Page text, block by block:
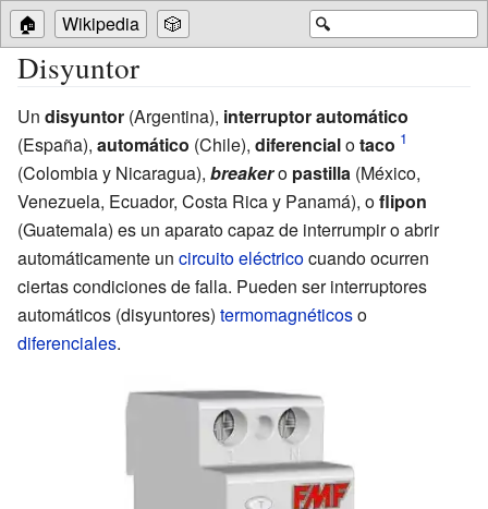
🔍
🏠 Wikipedia 🎲
Disyuntor
Un disyuntor (Argentina), interruptor automático
(España), automático (Chile), diferencialotaco
(Colombia y Nicaragua), breakero pastilla (México,
Venezuela, Ecuador, Costa Rica y Panamá), oflipon
(Guatemala) es un aparato capaz de interrumpir o abrir
automáticamente un circuito eléctricocuando ocurren
ciertas condiciones de falla. Pueden ser interruptores
automáticos (disyuntores) termomagnéticoso
diferenciales.